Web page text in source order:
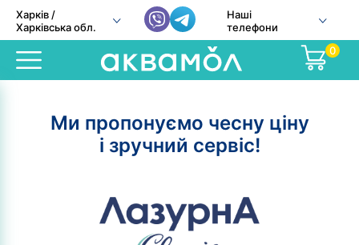
Харків /
Харківська обл.
Наші
телефони
0
Ми пропонуємо чесну ціну
і зручний сервіс!